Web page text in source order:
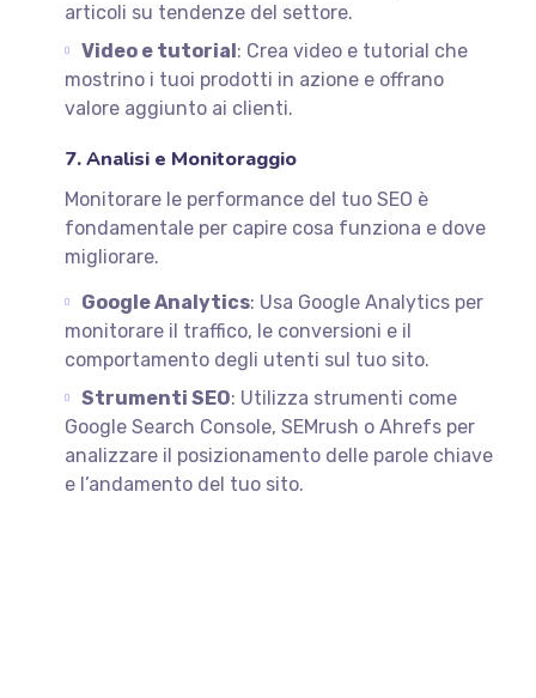
articoli su tendenze del settore.
Video e tutorial: Crea video e tutorial che
mostrino i tuoi prodotti in azione e offrano
valore aggiunto ai clienti.
7. Analisi e Monitoraggio
Monitorare le performance del tuo SEO è
fondamentale per capire cosa funziona e dove
migliorare.
Google Analytics: Usa Google Analytics per
monitorare il traffico, le conversioni e il
comportamento degli utenti sul tuo sito.
Strumenti SEO: Utilizza strumenti come
Google Search Console, SEMrush o Ahrefs per
analizzare il posizionamento delle parole chiave
e l’andamento del tuo sito.